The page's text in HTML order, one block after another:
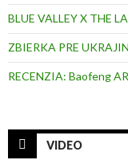
BLUE VALLEY X THE
ZBIERKA PRE
RECENZIA: Baofeng
VIDEO